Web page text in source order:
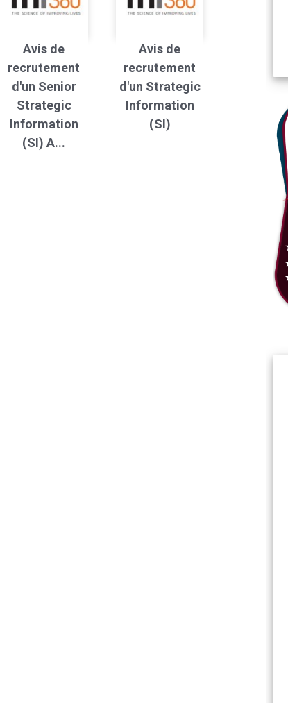
Avis de
recrutement
d'un Senior
Strategic
Information
(SI) A...
Avis de
recrutement
d'un Strategic
Information
(SI)